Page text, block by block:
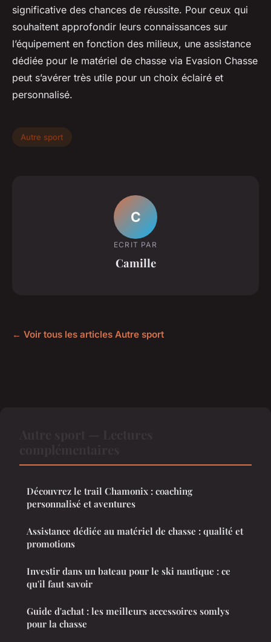
significative des chances de réussite. Pour ceux qui
souhaitent approfondir leurs connaissances sur
l’équipement en fonction des milieux, une assistance
dédiée pour le matériel de chasse via Evasion Chasse
peut s’avérer très utile pour un choix éclairé et
personnalisé.
Autre sport
C
ECRIT PAR
Camille
← Voir tous les articles Autre sport
Découvrez le trail Chamonix : coaching
personnalisé et aventures
Assistance dédiée au matériel de chasse : qualité et
promotions
Investir dans un bateau pour le ski nautique : ce
qu'il faut savoir
Guide d'achat : les meilleurs accessoires somlys
pour la chasse